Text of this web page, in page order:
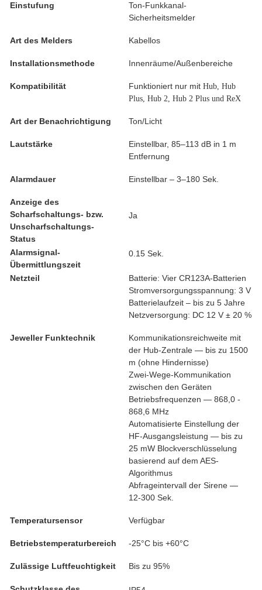
Einstufung
Ton-Funkkanal-
Sicherheitsmelder
Art des Melders Kabellos
Installationsmethode Innenräume/Außenbereiche
Kompatibilität Funktioniert nur mit Hub, Hub
Plus, Hub 2, Hub 2 Plus und ReX
Art der Benachrichtigung Ton/Licht
Lautstärke
Einstellbar, 85–113 dB in 1 m
Entfernung
Alarmdauer Einstellbar – 3–180 Sek.
Anzeige des
Scharfschaltungs- bzw.
Unscharfschaltungs-
Status
Ja
Alarmsignal-
Übermittlungszeit
0.15 Sek.
Netzteil
Batterie: Vier CR123A-Batterien
Stromversorgungsspannung: 3 V
Batterielaufzeit – bis zu 5 Jahre
Netzversorgung: DC 12 V ± 20 %
Jeweller Funktechnik
Kommunikationsreichweite mit
der Hub-Zentrale — bis zu 1500
m (ohne Hindernisse)
Zwei-Wege-Kommunikation
zwischen den Geräten
Betriebsfrequenzen — 868,0 -
868,6 MHz
Automatisierte Einstellung der
HF-Ausgangsleistung — bis zu
25 mW Blockverschlüsselung
basierend auf dem AES-
Algorithmus
Abfrageintervall der Sirene —
12-300 Sek.
Temperatursensor Verfügbar
Betriebstemperaturbereich -25°C bis +60°C
Zulässige Luftfeuchtigkeit Bis zu 95%